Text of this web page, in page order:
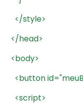
</style>
</head>
<body>
<button
<script>